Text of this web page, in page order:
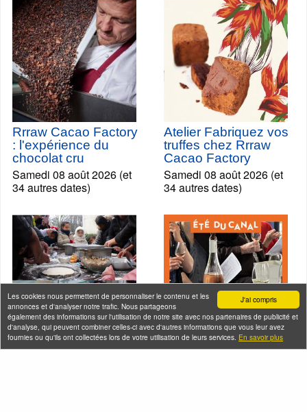
J'ai compris
Les cookies nous permettent de personnaliser le contenu et les
annonces et d'analyser notre trafic. Nous partageons
également des informations sur l'utilisation de notre site avec nos partenaires de publicité et
d'analyse, qui peuvent combiner celles-ci avec d'autres informations que vous leur avez
fournies ou qu'ils ont collectées lors de votre utilisation de leurs services. En savoir plus
Rrraw Cacao Factory
: l'expérience du
chocolat cru
Samedi 08 août 2026 (et
34 autres dates)
Atelier Fabriquez vos
truffes chez Rrraw
Cacao Factory
Samedi 08 août 2026 (et
34 autres dates)
En bateau de
Croisière dégustation